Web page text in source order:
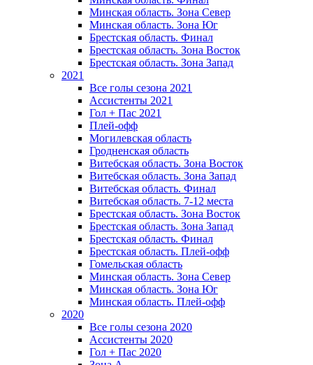
Минская область. Зона Север
Минская область. Зона Юг
Брестская область. Финал
Брестская область. Зона Восток
Брестская область. Зона Запад
2021
Все голы сезона 2021
Ассистенты 2021
Гол + Пас 2021
Плей-офф
Могилевская область
Гродненская область
Витебская область. Зона Восток
Витебская область. Зона Запад
Витебская область. Финал
Витебская область. 7-12 места
Брестская область. Зона Восток
Брестская область. Зона Запад
Брестская область. Финал
Брестская область. Плей-офф
Гомельская область
Минская область. Зона Север
Минская область. Зона Юг
Минская область. Плей-офф
2020
Все голы сезона 2020
Ассистенты 2020
Гол + Пас 2020